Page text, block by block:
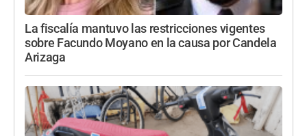
La fiscalía mantuvo las restricciones vigentes
sobre Facundo Moyano en la causa por Candela
Arizaga